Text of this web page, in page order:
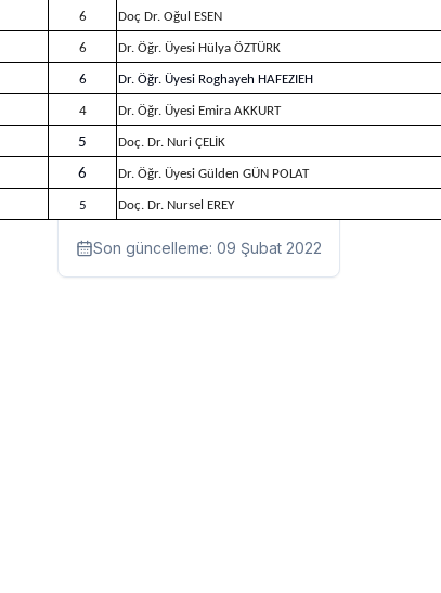
6 Doç Dr. Oğul ESEN
6 Dr. Öğr. Üyesi Hülya ÖZTÜRK
6 Dr. Öğr. Üyesi Roghayeh HAFEZIEH
4 Dr. Öğr. Üyesi Emira AKKURT
5 Doç. Dr. Nuri ÇELİK
6 Dr. Öğr. Üyesi Gülden GÜN POLAT
5 Doç. Dr. Nursel EREY
Son güncelleme: 09 Şubat 2022